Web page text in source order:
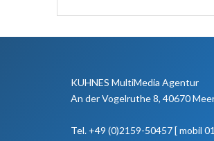
KUHNES MultiMedia Agentur
An der Vogelruthe 8, 40670
Tel. +49 (0)2159-50457 [ mobil